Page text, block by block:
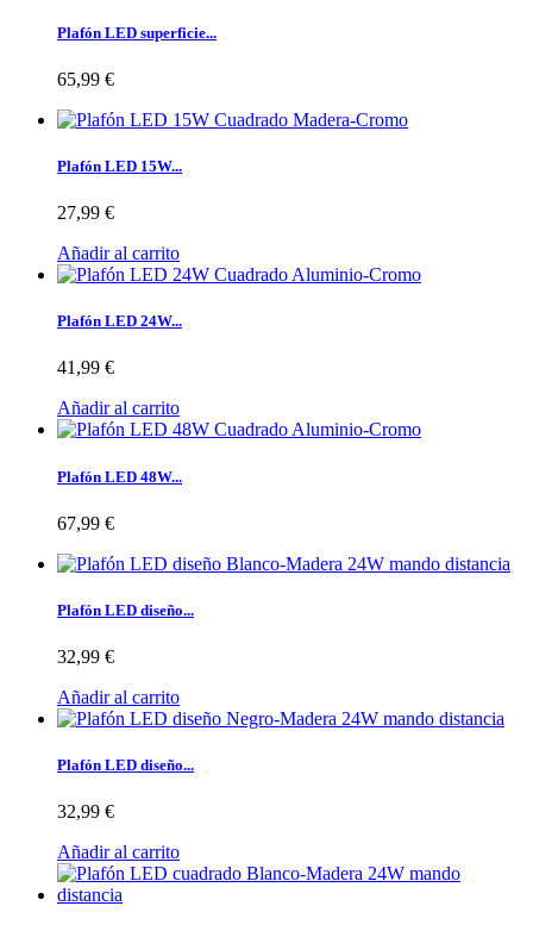
Plafón LED superficie...
65,99 €
Plafón LED 15W...
27,99 €
Añadir al carrito
Plafón LED 24W...
41,99 €
Añadir al carrito
Plafón LED 48W...
67,99 €
Plafón LED diseño...
32,99 €
Añadir al carrito
Plafón LED diseño...
32,99 €
Añadir al carrito